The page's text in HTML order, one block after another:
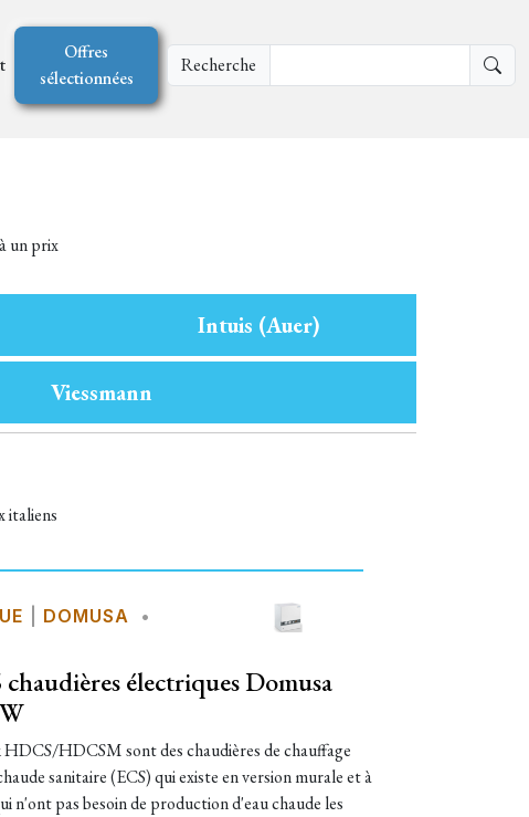
Offres
sélectionnées
Recherche
un prix
Intuis (Auer)
Viessmann
italiens
DOMUSA
•
électriques Domusa
HDCSM sont des chaudières de chauffage
sanitaire (ECS) qui existe en version murale et à
n'ont pas besoin de production d'eau chaude les